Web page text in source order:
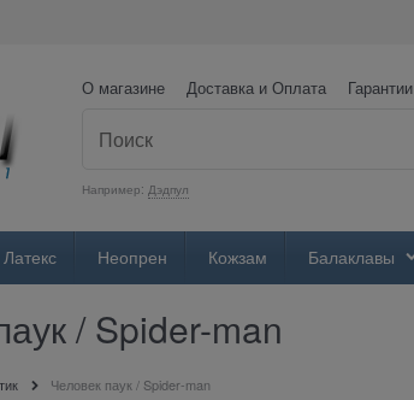
О магазине Доставка и Оплата Гарантии
Например: Дэдпул
Латекс Неопрен Кожзам Балаклавы
/ Spider-man
Человек паук / Spider-man